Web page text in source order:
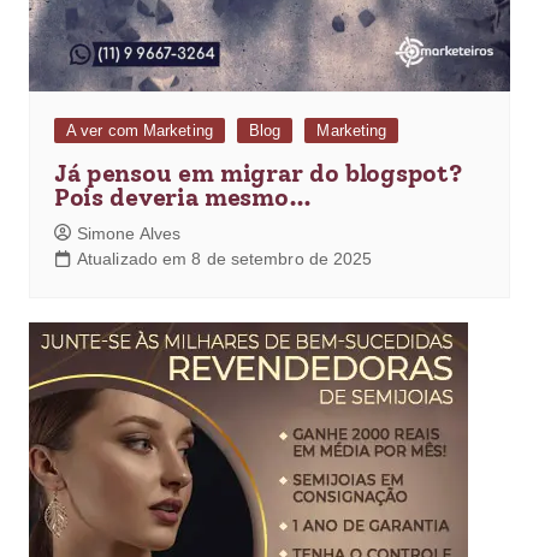
A ver com Marketing Blog Marketing
Já pensou em migrar do blogspot?
Pois deveria mesmo…
Simone Alves
Atualizado em 8 de setembro de 2025